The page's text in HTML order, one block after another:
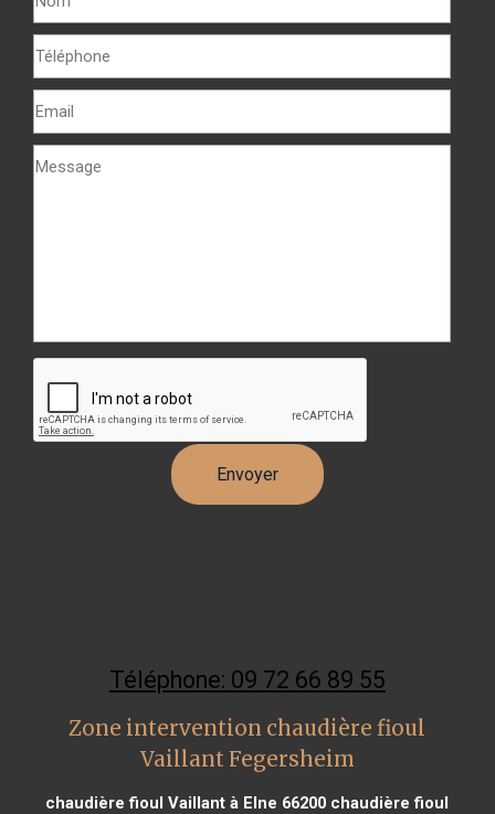
Téléphone: 09 72 66 89 55
Zone intervention chaudière fioul
Vaillant Fegersheim
chaudière fioul Vaillant à Elne 66200 chaudière fioul